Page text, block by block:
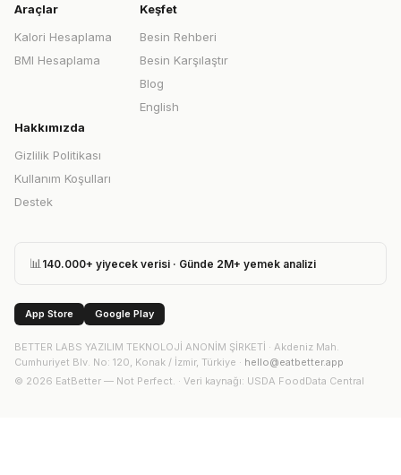
Araçlar
Kalori Hesaplama
BMI Hesaplama
Keşfet
Besin Rehberi
Besin Karşılaştır
Blog
English
Hakkımızda
Gizlilik Politikası
Kullanım Koşulları
Destek
📊 140.000+ yiyecek verisi · Günde 2M+ yemek analizi
App Store Google Play
BETTER LABS YAZILIM TEKNOLOJİ ANONİM ŞİRKETİ · Akdeniz Mah.
Cumhuriyet Blv. No: 120, Konak / İzmir, Türkiye · hello@eatbetter.app
© 2026 EatBetter — Not Perfect. · Veri kaynağı: USDA FoodData Central